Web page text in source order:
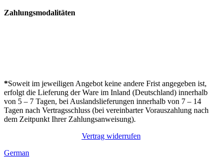
Zahlungsmodalitäten
*Soweit im jeweiligen Angebot keine andere Frist angegeben ist,
erfolgt die Lieferung der Ware im Inland (Deutschland) innerhalb
von 5 – 7 Tagen, bei Auslandslieferungen innerhalb von 7 – 14
Tagen nach Vertragsschluss (bei vereinbarter Vorauszahlung nach
dem Zeitpunkt Ihrer Zahlungsanweisung).
Vertrag widerrufen
German